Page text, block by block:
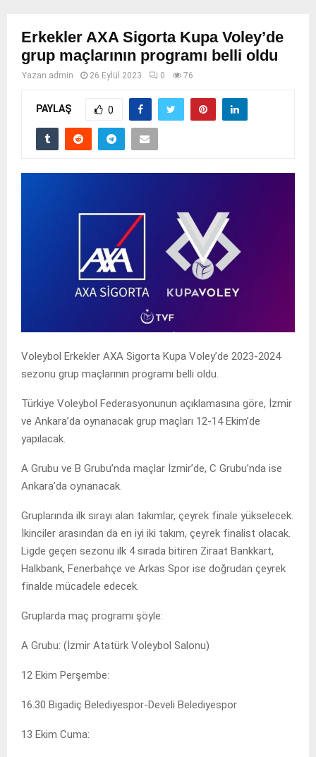
Erkekler AXA Sigorta Kupa Voley’de
grup maçlarının programı belli oldu
Yazan admin 26 Eylül 2023 0 76
PAYLAŞ 0
Voleybol Erkekler AXA Sigorta Kupa Voley’de 2023-2024
sezonu grup maçlarının programı belli oldu.
Türkiye Voleybol Federasyonunun açıklamasına göre, İzmir
ve Ankara’da oynanacak grup maçları 12-14 Ekim’de
yapılacak.
A Grubu ve B Grubu’nda maçlar İzmir’de, C Grubu’nda ise
Ankara’da oynanacak.
Gruplarında ilk sırayı alan takımlar, çeyrek finale yükselecek.
İkinciler arasından da en iyi iki takım, çeyrek finalist olacak.
Ligde geçen sezonu ilk 4 sırada bitiren Ziraat Bankkart,
Halkbank, Fenerbahçe ve Arkas Spor ise doğrudan çeyrek
finalde mücadele edecek.
Gruplarda maç programı şöyle:
A Grubu: (İzmir Atatürk Voleybol Salonu)
12 Ekim Perşembe:
16.30 Bigadiç Belediyespor-Develi Belediyespor
13 Ekim Cuma: